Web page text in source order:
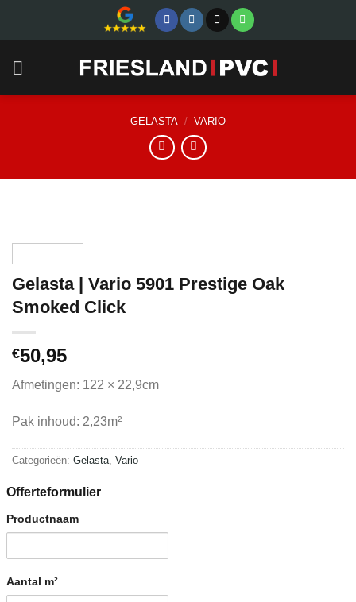
GELASTA / VARIO
Gelasta | Vario 5901 Prestige Oak
Smoked Click
€50,95
Afmetingen: 122 × 22,9cm
Pak inhoud: 2,23m²
Categorieën: Gelasta Vario
Offerteformulier
Productnaam
Aantal m²